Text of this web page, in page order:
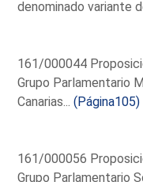
denominado variante
161/000044
Grupo Parlamentario
Canarias...(Página105)
161/000056
Grupo Parlamentario